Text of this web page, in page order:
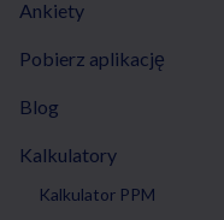
Ankiety
Pobierz aplikację
Blog
Kalkulatory
Kalkulator PPM